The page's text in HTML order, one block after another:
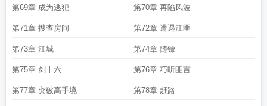
第69章 成为逃犯 第70章 再陷风波
第71章 搜查房间 第72章 遭遇江匪
第73章 江城 第74章 随镖
第75章 剑十六 第76章 巧听匪言
第77章 突破高手境 第78章 赶路